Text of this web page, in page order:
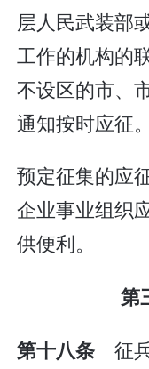
层人民武装部
工作的机构的
不设区的市、
通知按时应征。
预定征集的应
企业事业组织
供便利。
第
第十八条 征